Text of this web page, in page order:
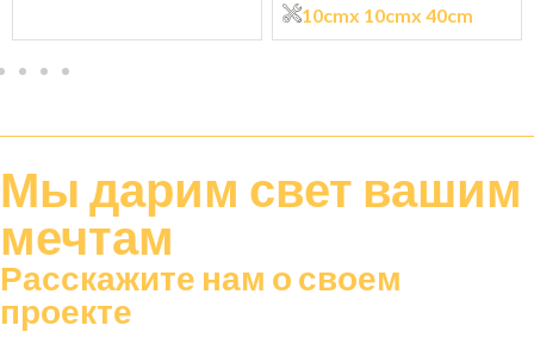
10cmx 10cmx 40cm
Мы дарим свет вашим
мечтам
Расскажите нам о своем
проекте